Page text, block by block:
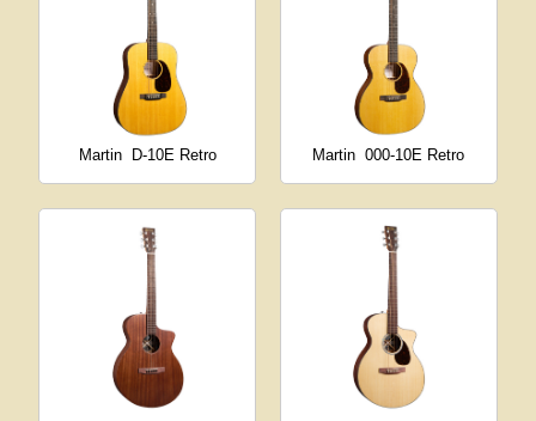
Martin D-10E Retro Martin 000-10E Retro